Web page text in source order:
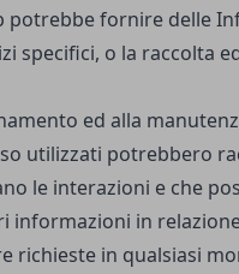
potrebbe fornire delle
specifici, o la raccolta
ed alla
utilizzati potrebbero
le interazioni e che
informazioni in
richieste in qualsiasi